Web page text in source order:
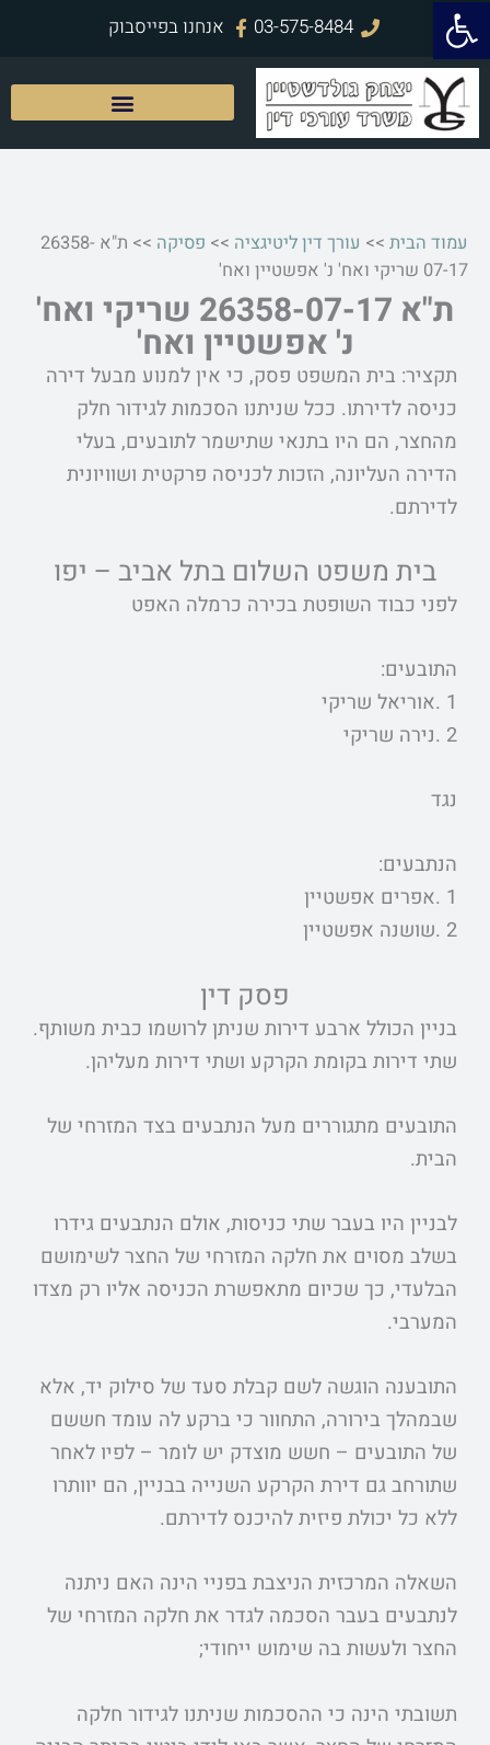
פתח סרגל נגישות
דילוג
לתוכן
03-575-8484 אנחנו בפייסבוק
עמוד הבית >> עורך דין ליטיגציה >> פסיקה >>
ת"א 26358-
07-17 שריקי ואח' נ' אפשטיין ואח'
ת"א 26358-07-17 שריקי ואח'
נ' אפשטיין ואח'
תקציר: בית המשפט פסק, כי אין למנוע מבעל דירה
כניסה לדירתו. ככל שניתנו הסכמות לגידור חלק
מהחצר, הם היו בתנאי שתישמר לתובעים, בעלי
הדירה העליונה, הזכות לכניסה פרקטית ושוויונית
לדירתם.
בית משפט השלום בתל אביב – יפו
לפני כבוד השופטת בכירה כרמלה האפט
התובעים:
1 .אוריאל שריקי
2 .נירה שריקי
נגד
הנתבעים:
1 .אפרים אפשטיין
2 .שושנה אפשטיין
פסק דין
בניין הכולל ארבע דירות שניתן לרושמו כבית משותף.
שתי דירות בקומת הקרקע ושתי דירות מעליהן.
התובעים מתגוררים מעל הנתבעים בצד המזרחי של
הבית.
לבניין היו בעבר שתי כניסות, אולם הנתבעים גידרו
בשלב מסוים את חלקה המזרחי של החצר לשימושם
הבלעדי, כך שכיום מתאפשרת הכניסה אליו רק מצדו
המערבי.
התובענה הוגשה לשם קבלת סעד של סילוק יד, אלא
שבמהלך בירורה, התחוור כי ברקע לה עומד חששם
של התובעים – חשש מוצדק יש לומר – לפיו לאחר
שתורחב גם דירת הקרקע השנייה בבניין, הם יוותרו
ללא כל יכולת פיזית להיכנס לדירתם.
השאלה המרכזית הניצבת בפניי הינה האם ניתנה
לנתבעים בעבר הסכמה לגדר את חלקה המזרחי של
החצר ולעשות בה שימוש ייחודי;
תשובתי הינה כי ההסכמות שניתנו לגידור חלקה